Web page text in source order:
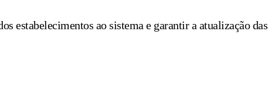
estabelecimentos ao sistema e garantir a atualização das